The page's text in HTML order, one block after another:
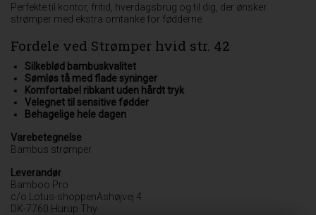
Perfekte til kontor, fritid, hverdagsbrug og til dig, der ønsker
strømper med ekstra omtanke for fødderne.
Fordele ved Strømper hvid str. 42
Silkeblød bambuskvalitet
Sømløs tå med flade syninger
Komfortabel ribkant uden hårdt tryk
Velegnet til sensitive fødder
Behagelige hele dagen
Varebetegnelse
Bambus strømper
Leverandør
Bamboo Pro
c/o Lotus-shoppenAshøjvej 4
DK-7760 Hurup Thy